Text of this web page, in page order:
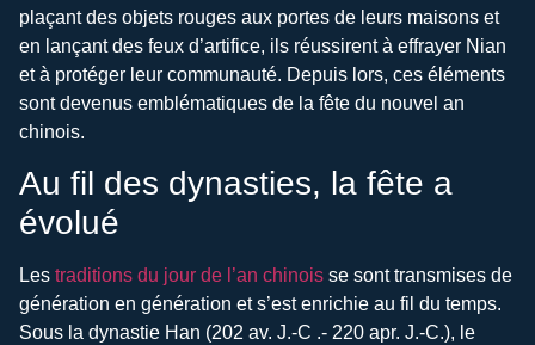
plaçant des objets rouges aux portes de leurs maisons et
en lançant des feux d’artifice, ils réussirent à effrayer Nian
et à protéger leur communauté. Depuis lors, ces éléments
sont devenus emblématiques de la fête du nouvel an
chinois.
Au fil des dynasties, la fête a
évolué
Les traditions du jour de l’an chinois se sont transmises de
génération en génération et s’est enrichie au fil du temps.
Sous la dynastie Han (202 av. J.-C .- 220 apr. J.-C.), le